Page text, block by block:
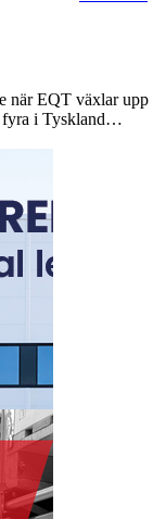
när EQT växlar upp
fyra i Tyskland…